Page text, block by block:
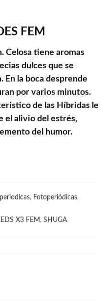
FEM
Celosa tiene aromas
dulces que se
En la boca desprende
por varios minutos.
de las Híbridas le
el alivio del estrés,
del humor.
, Fotoperiódicas,
X3 FEM , SHUGA